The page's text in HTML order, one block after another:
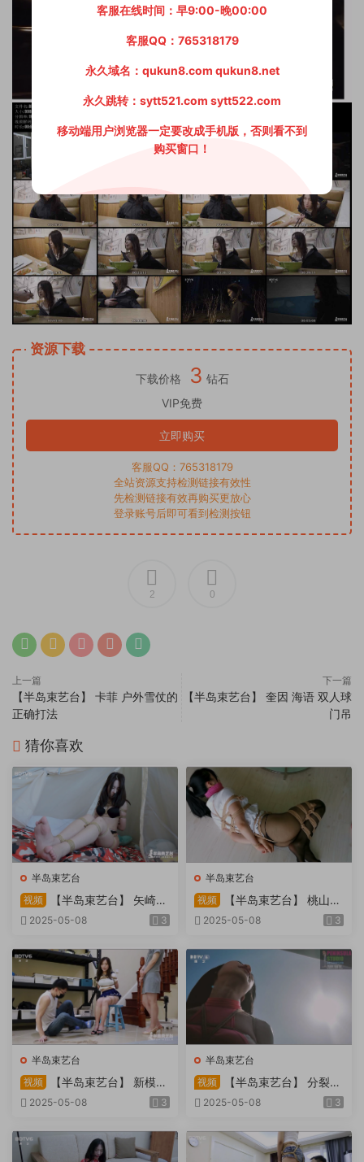
资源下载
下载价格 3 钻石
VIP免费
立即购买
客服QQ：765318179
全站资源支持检测链接有效性
先检测链接有效再购买更放心
登录账号后即可看到检测按钮
2 0
上一篇
【半岛束艺台】 卡菲 户外雪仗的
正确打法
下一篇
【半岛束艺台】 奎因 海语 双人球
门吊
猜你喜欢
半岛束艺台
视频
【半岛束艺台】 矢崎
物业为您服务
2025-05-08 3
半岛束艺台
视频
【半岛束艺台】 桃山漫
画改编03 团缚美女超刺激玩
2025-05-08 3
半岛束艺台
视频
【半岛束艺台】 新模奎
因试镜，宛如阿紫再现
2025-05-08 3
半岛束艺台
视频
【半岛束艺台】 分裂的
快感：捆绑检阅式，车顶冷风
天。过路车辆..
2025-05-08 3
客服在线时间：早9:00-晚00:00
客服QQ：765318179
永久域名：qukun8.com qukun8.net
永久跳转：sytt521.com sytt522.com
移动端用户浏览器一定要改成手机版，否则看不到
购买窗口！